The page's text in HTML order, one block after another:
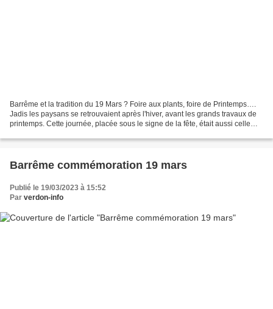
Barrême et la tradition du 19 Mars ? Foire aux plants, foire de Printemps….
Jadis les paysans se retrouvaient après l'hiver, avant les grands travaux de
printemps. Cette journée, placée sous le signe de la fête, était aussi celle
Barrême commémoration 19 mars
Publié le 19/03/2023 à 15:52
Par verdon-info